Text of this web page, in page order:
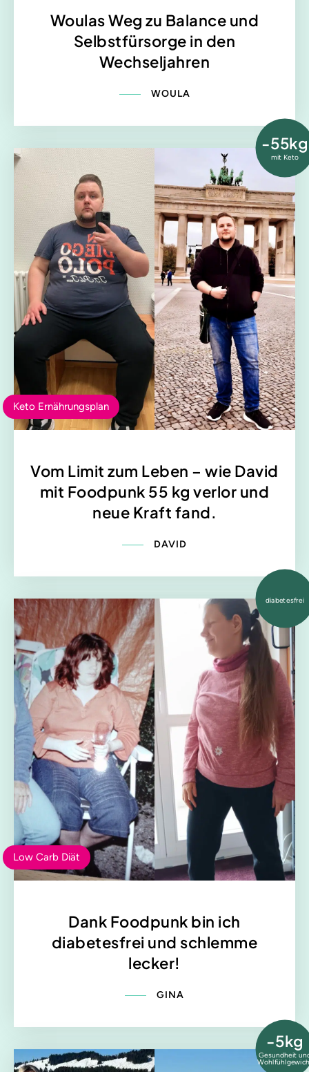
Woulas Weg zu Balance und
Selbstfürsorge in den
Wechseljahren
WOULA
-55kg
mit Keto
Keto Ernährungsplan
Vom Limit zum Leben – wie David
mit Foodpunk 55 kg verlor und
neue Kraft fand.
DAVID
diabetesfrei
Low Carb Diät
Dank Foodpunk bin ich
diabetesfrei und schlemme
lecker!
GINA
-5kg
Gesundheit